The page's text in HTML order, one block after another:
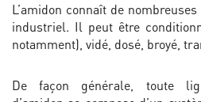
L’amidon connaît de
industriel. Il peut être
notamment), vidé, dosé, broyé,
De façon générale, toute